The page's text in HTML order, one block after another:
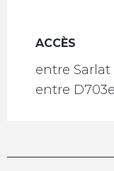
ACCÈS
ACCÈS
entre Sarlat
entre